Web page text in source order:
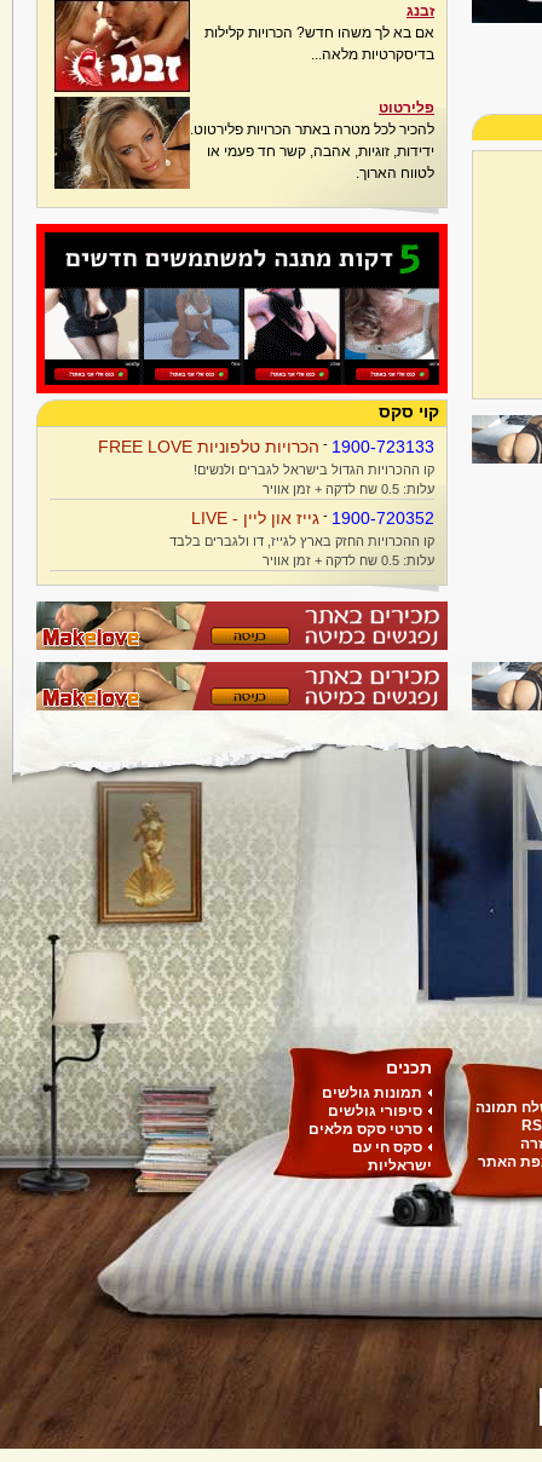
זבנג
אם בא לך משהו חדש? הכרויות קלילות
בדיסקרטיות מלאה...
פלירטוט
להכיר לכל מטרה באתר הכרויות פלירטוט.
ידידות, זוגיות, אהבה, קשר חד פעמי או
לטווח הארוך.
קוי סקס
1900-723133
- הכרויות טלפוניות FREE LOVE
קו ההכרויות הגדול בישראל לגברים ולנשים!
עלות: 0.5 שח לדקה + זמן אוויר
1900-720352
- גייז און ליין - LIVE
קו ההכרויות החזק בארץ לגייז, דו ולגברים בלבד
עלות: 0.5 שח לדקה + זמן אוויר
תמונה
האתר
תכנים
תמונות גולשים
סיפורי גולשים
סרטי סקס מלאים
סקס חי עם
ישראליות